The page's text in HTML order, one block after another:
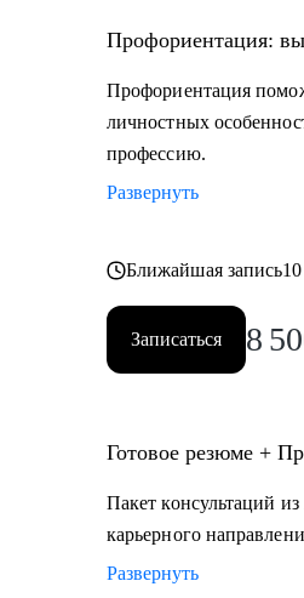
• закупки, тендеры
• маркетинг, PR
• образование
• бухгалтерия
• психология
• склад
Жизнь слишком коротка
Профориентация:
Профориентация
личностных
профессию.
Развернуть
Ближайшая запись
Записаться 8
Готовое резюме +
Пакет консультаций
карьерного
Развернуть